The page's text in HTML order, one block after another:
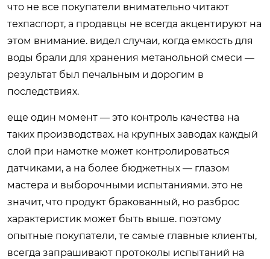
что не все покупатели внимательно читают
техпаспорт, а продавцы не всегда акцентируют на
этом внимание. видел случаи, когда емкость для
воды брали для хранения метанольной смеси —
результат был печальным и дорогим в
последствиях.
еще один момент — это контроль качества на
таких производствах. на крупных заводах каждый
слой при намотке может контролироваться
датчиками, а на более бюджетных — глазом
мастера и выборочными испытаниями. это не
значит, что продукт бракованный, но разброс
характеристик может быть выше. поэтому
опытные покупатели, те самые главные клиенты,
всегда запрашивают протоколы испытаний на